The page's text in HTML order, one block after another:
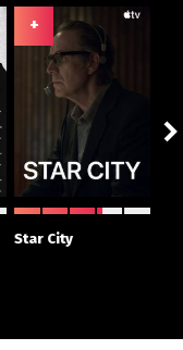
+
Star City